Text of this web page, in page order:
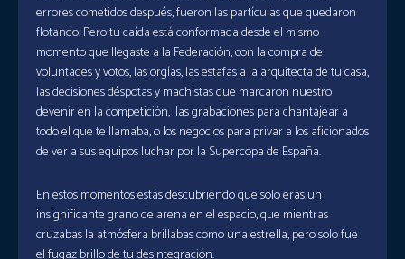
errores cometidos después, fueron las partículas que quedaron
flotando. Pero tu caída está conformada desde el mismo
momento que llegaste a la Federación, con la compra de
voluntades y votos, las orgías, las estafas a la arquitecta de tu casa,
las decisiones déspotas y machistas que marcaron nuestro
devenir en la competición, las grabaciones para chantajear a
todo el que te llamaba, o los negocios para privar a los aficionados
de ver a sus equipos luchar por la Supercopa de España.
En estos momentos estás descubriendo que solo eras un
insignificante grano de arena en el espacio, que mientras
cruzabas la atmósfera brillabas como una estrella, pero solo fue